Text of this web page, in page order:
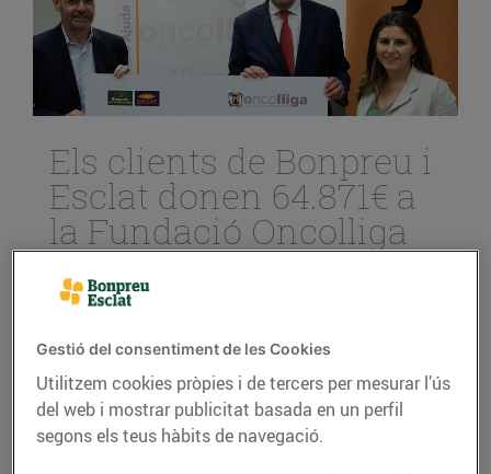
Els clients de Bonpreu i
Esclat donen 64.871€ a
la Fundació Oncolliga
l’arrodoniment solidari ha sigut la
Fundació Catalana d’Ajuda Oncològica,
s’han realitzat un total de 389.562
donacions que han permès recaptar un
total de 64.871,87€
Gestió del consentiment de les Cookies
Utilitzem cookies pròpies i de tercers per mesurar l’ús
del web i mostrar publicitat basada en un perfil
segons els teus hàbits de navegació.